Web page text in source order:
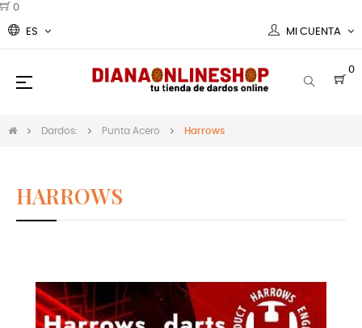
0
ES MI CUENTA
0
Navegación
☰
Dardos: Punta Acero Harrows
HARROWS